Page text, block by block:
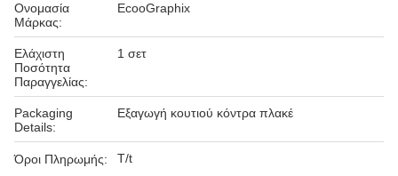
Ονομασία
Μάρκας:
EcooGraphix
Ελάχιστη
Ποσότητα
Παραγγελίας:
1 σετ
Packaging
Details:
Εξαγωγή κουτιού κόντρα πλακέ
Όροι Πληρωμής: T/t